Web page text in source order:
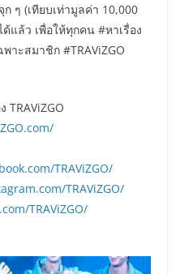
ๆ (เทียบเท่ามูลค่า 10,000
แล้ว เพื่อให้ทุกคน #หาเรื่อง
าะสมาชิก #TRAViZGO
TRAViZGO
TRAViZGO/
TRAViZGO/
TRAViZGO/